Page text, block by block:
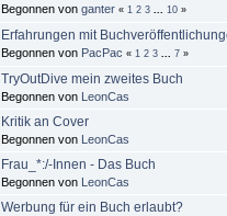
Begonnen vonganter « 1 2 3 10 »
Erfahrungen mit
Begonnen von PacPac « 1 2 3 ...7 »
TryOutDive mein zweites Buch
Begonnen von LeonCas
Kritik an Cover
Begonnen von LeonCas
Frau_*:/-Innen - Das Buch
Begonnen von LeonCas
Werbung für ein Buch erlaubt?